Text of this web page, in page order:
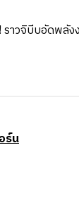
าวจิบีบอัดพลั
ร์น